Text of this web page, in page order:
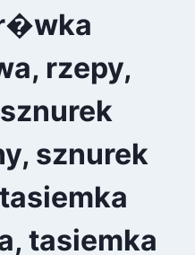
rzepy,
sznurek
tasiemka